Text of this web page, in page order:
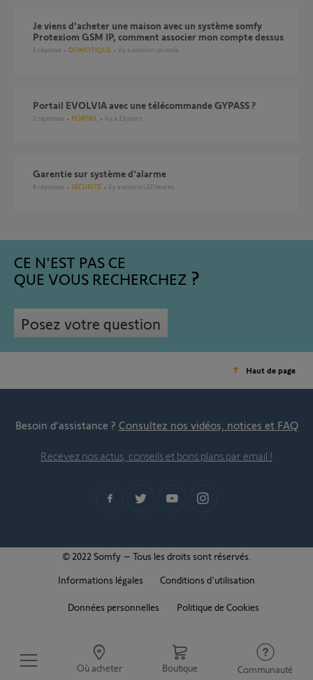
Où acheter Boutique Communauté
Je viens d'acheter une maison avec un système somfy
Protexiom GSM IP, comment associer mon compte dessus
1 réponse DOMOTIQUE il y a environ un mois
portail EVOLVIA avec une télécommande GYPASS ?
2 réponses PORTAIL il y a 23 jours
Garentie sur système d'alarme
8 réponses SÉCURITÉ il y a environ 22 heures
CE N'EST PAS CE
QUE VOUS RECHERCHEZ
Posez votre question
Haut de page
Besoin d’assistance ? Consultez nos vidéos, notices et FAQ
Recevez nos actus, conseils et bons plans par email !
© 2022 Somfy – Tous les droits sont réservés.
Informations légales
Conditions d'utilisation
Données personnelles Politique de Cookies